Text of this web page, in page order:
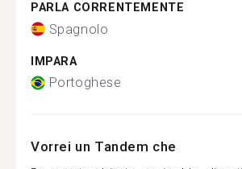
PARLA CORRENTEMENTE
Spagnolo
IMPARA
Portoghese
Vorrei un Tandem che